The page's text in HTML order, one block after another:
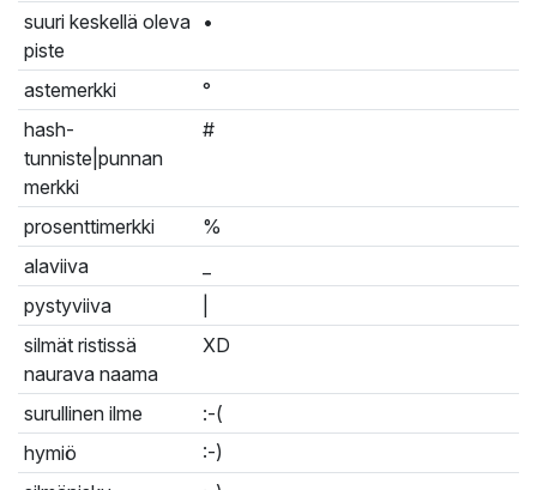
suuri keskellä oleva
piste
•
astemerkki
°
hash-
tunniste|punnan
merkki
#
prosenttimerkki
%
alaviiva
pystyviiva
silmät ristissä
naurava naama
XD
surullinen ilme
:-(
hymiö
:-)